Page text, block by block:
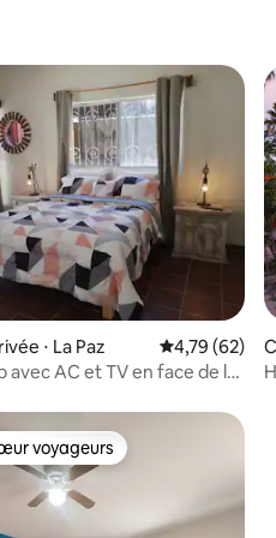
⋅ La Paz Évaluation
4,79 (62)
avec AC et TV en face de la
voyageurs
voyageurs